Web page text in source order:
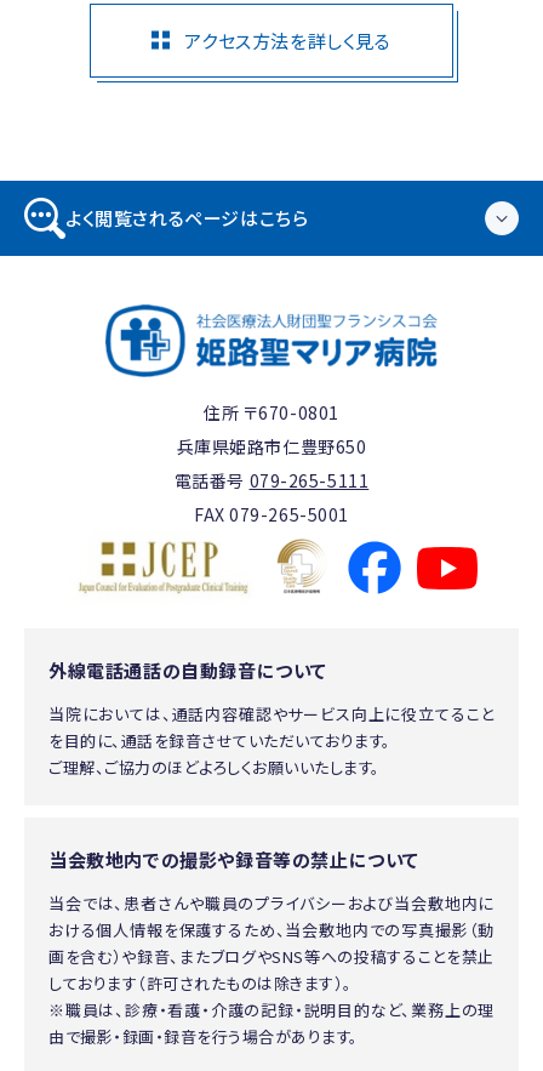
アクセス方法を詳しく見る
よく閲覧されるページはこちら
住所 〒670-0801
兵庫県姫路市仁豊野650
電話番号 079-265-5111
FAX 079-265-5001
外線電話通話の自動録音について
当院においては、通話内容確認やサービス向上に役立てること
を目的に、通話を録音させていただいております。
ご理解、ご協力のほどよろしくお願いいたします。
当会敷地内での撮影や録音等の禁止について
当会では、患者さんや職員のプライバシーおよび当会敷地内に
おける個人情報を保護するため、当会敷地内での写真撮影（動
画を含む）や録音、またブログやSNS等への投稿することを禁止
しております（許可されたものは除きます）。
※職員は、診療・看護・介護の記録・説明目的など、業務上の理
由で撮影・録画・録音を行う場合があります。